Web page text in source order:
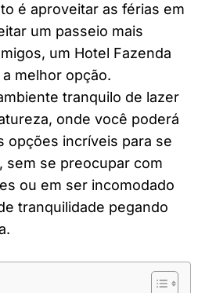
é aproveitar as férias em
um passeio mais
um Hotel Fazenda
a melhor opção.
tranquilo de lazer
onde você poderá
opções incríveis para se
sem se preocupar com
ou em ser incomodado
tranquilidade pegando